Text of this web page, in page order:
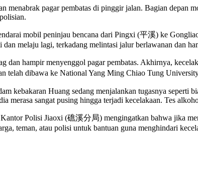
menabrak pagar pembatas di pinggir jalan. Bagian depan
mobil peninjau bencana dari Pingxi (平溪) ke
melaju lagi, terkadang melintasi jalur berlawanan dan
dan hampir menyenggol pagar pembatas. Akhirnya,
telah dibawa ke National Yang Ming Chiao Tung
kebakaran Huang sedang menjalankan tugasnya seperti
merasa sangat pusing hingga terjadi kecelakaan. Tes
Polisi Jiaoxi (礁溪分局) mengingatkan bahwa jika
teman, atau polisi untuk bantuan guna menghindari